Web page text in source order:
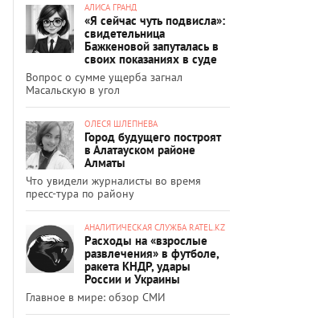
АЛИСА ГРАНД
«Я сейчас чуть подвисла»:
свидетельница
Бажкеновой запуталась в
своих показаниях в суде
Вопрос о сумме ущерба загнал
Масальскую в угол
ОЛЕСЯ ШЛЕПНЕВА
Город будущего построят
в Алатауском районе
Алматы
Что увидели журналисты во время
пресс-тура по району
АНАЛИТИЧЕСКАЯ СЛУЖБА RATEL.KZ
Расходы на «взрослые
развлечения» в футболе,
ракета КНДР, удары
России и Украины
Главное в мире: обзор СМИ